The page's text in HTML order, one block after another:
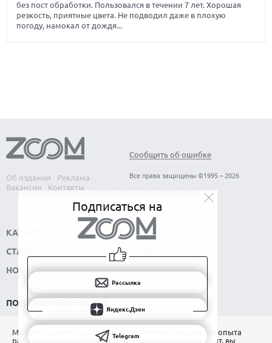
без пост обработки. Пользовался в течении 7 лет. Хорошая
резкость, приятные цвета. Не подводил даже в плохую
погоду, намокал от дождя...
Об издании
Реклама
Вакансии
Контакты
Сообщить об ошибке
Все права защищены ©1995 – 2026
КАТАЛОГ
СТАТЬИ
НОВОСТИ
СОФТ
ПОДПИШИТЕСЬ НА НАС
РАССЫЛКА
Подписаться на
Рассылка
Яндекс.Дзен
Telegram
Мы используем Сookies для обеспечения наилучшего опыта
работы на нашем сайте. Продолжая использовать сайт, вы